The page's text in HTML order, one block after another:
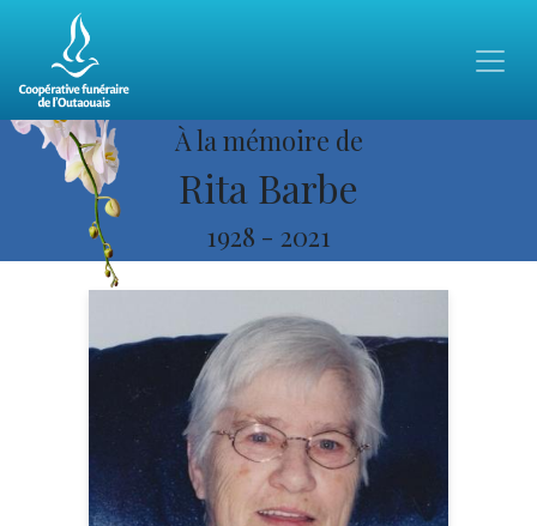
À la mémoire de
Rita Barbe
1928 - 2021